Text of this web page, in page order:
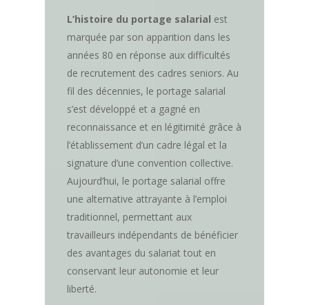
L’histoire du portage salarial est
marquée par son apparition dans les
années 80 en réponse aux difficultés
de recrutement des cadres seniors. Au
fil des décennies, le portage salarial
s’est développé et a gagné en
reconnaissance et en légitimité grâce à
l’établissement d’un cadre légal et la
signature d’une convention collective.
Aujourd’hui, le portage salarial offre
une alternative attrayante à l’emploi
traditionnel, permettant aux
travailleurs indépendants de bénéficier
des avantages du salariat tout en
conservant leur autonomie et leur
liberté.